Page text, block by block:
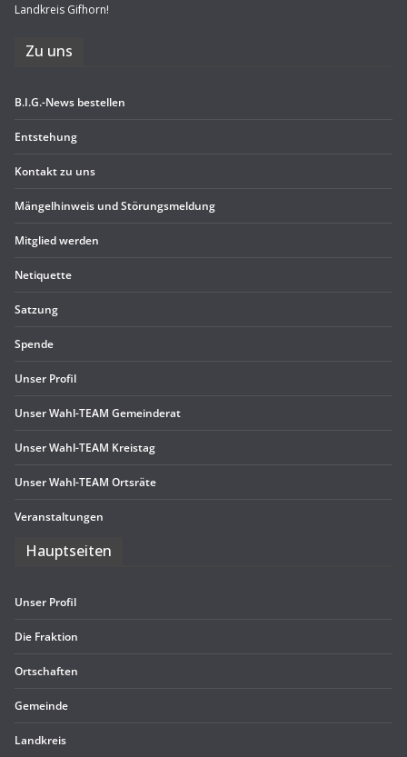
Landkreis Gifhorn!
Zu uns
B.I.G.-News bestel­len
Ent­ste­hung
Kon­takt zu uns
Män­gel­hin­weis und Störungsmeldung
Mit­glied werden
Neti­quette
Sat­zung
Spende
Unser Pro­fil
Unser Wahl-TEAM Gemeinderat
Unser Wahl-TEAM Kreistag
Unser Wahl-TEAM Ortsräte
Ver­an­stal­tun­gen
Haupt­sei­ten
Unser Pro­fil
Die Frak­tion
Ort­schaf­ten
Gemeinde
Land­kreis